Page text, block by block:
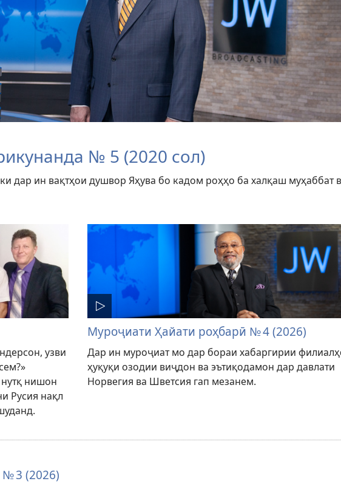
№ 5 (2020 сол)
дар ин вақтҳои душвор Яҳува бо кадом роҳҳо ба халқаш муҳаббат
узви
нишон
Русия нақл
Муроҷиати Ҳайати роҳбарӣ № 4 (2026)
Дар ин муроҷиат мо дар бораи хабаргирии
ҳуқуқи озодии виҷдон ва эътиқодамон дар давлати
Норвегия ва Шветсия гап мезанем.
3 (2026)